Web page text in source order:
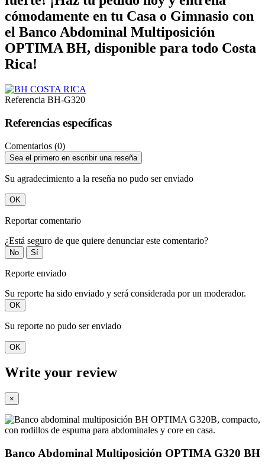
cómodamente en tu Casa o Gimnasio con
el Banco Abdominal Multiposición
OPTIMA BH, disponible para todo Costa
Rica!
Referencia BH-G320
Referencias específicas
Comentarios (0)
Sea el primero en escribir una reseña
Su agradecimiento a la reseña no pudo ser enviado
OK
Reportar comentario
¿Está seguro de que quiere denunciar este comentario?
No Sí
Reporte enviado
Su reporte ha sido enviado y será considerada por un moderador.
OK
Su reporte no pudo ser enviado
OK
Write your review
×
Banco Abdominal Multiposición OPTIMA G320 BH